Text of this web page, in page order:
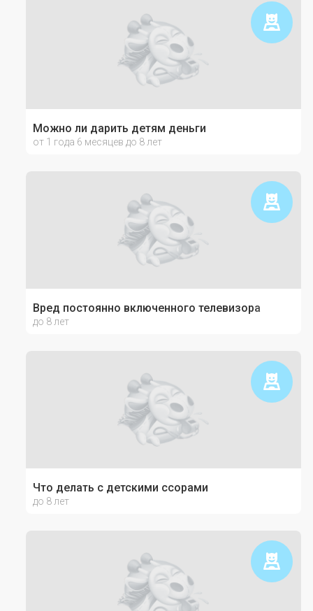
Можно ли дарить детям деньги
от 1 года 6 месяцев до 8 лет
Вред постоянно включенного телевизора
до 8 лет
Что делать с детскими ссорами
до 8 лет